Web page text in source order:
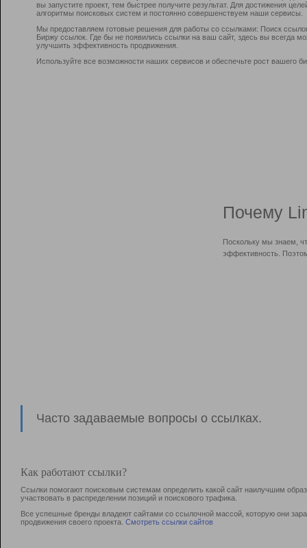
вы запустите проект, тем быстрее получите результат. Для достижения
алгоритмы поисковых систем и постоянно совершенствуем наши сервисы.
Мы предоставляем готовые решения для работы со ссылками: Поиск
Биржу ссылок. Где бы не появились ссылки на ваш сайт, здесь вы всегда
улучшить эффективность продвижения.
Используйте все возможности наших сервисов и обеспечьте рост вашего
Почему
Поскольку мы знаем,
эффективность.
Часто задаваемые вопросы о ссылках.
Как работают ссылки?
Ссылки помогают поисковым системам определить какой сайт наилучшим
участвовать в раcпределении позиций и поискового трафика.
Все успешные бренды владеют сайтами со ссылочной массой, которую они
продвижения своего проекта. Смотреть ссылки сайтов